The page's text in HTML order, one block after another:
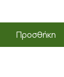
Προσθήκη